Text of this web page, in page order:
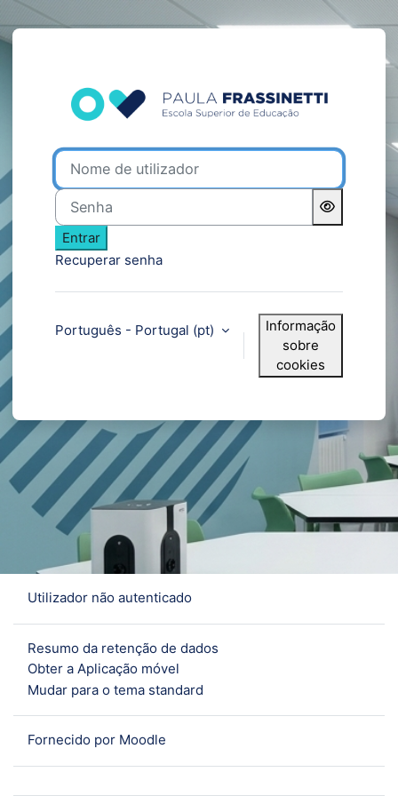
Entrar em Moodle 💙
Nome de utilizador
Senha
Entrar
Recuperar senha
Português - Portugal ‎(pt)‎
Informação
sobre
cookies
Utilizador não autenticado
Resumo da retenção de dados
Obter a Aplicação móvel
Mudar para o tema standard
Fornecido por Moodle